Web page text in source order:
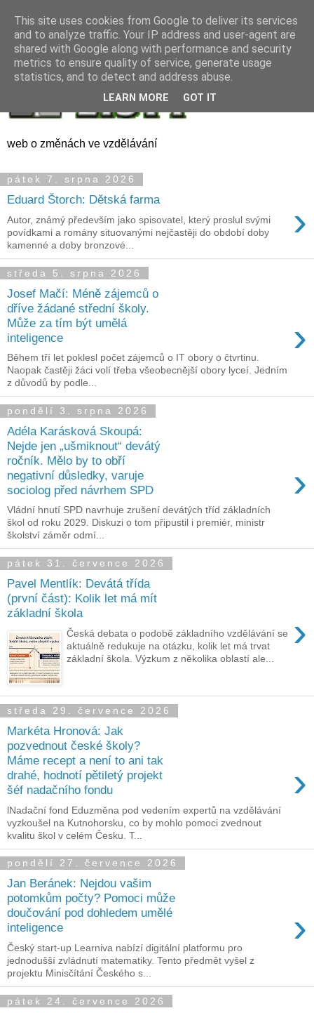
web o změnách ve vzdělávání
pátek 7. srpna 2026
Eduard Štorch: Dětská farma ›
Autor, známý především jako spisovatel, který proslul svými
povídkami a romány situovanými nejčastěji do období doby
kamenné a doby bronzové...
středa 5. srpna 2026
Josef Mačí: Méně zájemců o
dříve žádané střední školy.
Může za tím být umělá
inteligence
›
Během tří let poklesl počet zájemců o IT obory o čtvrtinu.
Naopak častěji žáci volí třeba všeobecnější obory lyceí. Jedním
z důvodů by podle...
pondělí 3. srpna 2026
Adéla Karásková Skoupá:
Nejde jen „ušmiknout“ devátý
ročník. Mělo by to obří
negativní důsledky, varuje
sociolog před návrhem SPD
›
Vládní hnutí SPD navrhuje zrušení devátých tříd základních
škol od roku 2029. Diskuzi o tom připustil i premiér, ministr
školství záměr odmí...
pátek 31. července 2026
Pavel Mentlík: Devátá třída
(první část): Kolik let má mít
základní škola
›
Česká debata o podobě základního vzdělávání se
aktuálně redukuje na otázku, kolik let má trvat
základní škola. Výzkum z několika oblastí ale...
středa 29. července 2026
Markéta Hronová: Jak
pozvednout české školy?
Máme recept a není to ani tak
drahé, hodnotí pětiletý projekt
šéf nadačního fondu
›
lNadační fond Eduzměna pod vedením expertů na vzdělávání
vyzkoušel na Kutnohorsku, co by mohlo pomoci zvednout
kvalitu škol v celém Česku. T...
pondělí 27. července 2026
Jan Beránek: Nejdou vašim
potomkům počty? Pomoci může
doučování pod dohledem umělé
inteligence
›
Český start-up Learniva nabízí digitální platformu pro
jednodušší zvládnutí matematiky. Tento předmět vyšel z
projektu Minisčítání Českého s...
pátek 24. července 2026
This site uses cookies from Google to deliver its services
and to analyze traffic. Your IP address and user-agent are
shared with Google along with performance and security
metrics to ensure quality of service, generate usage
statistics, and to detect and address abuse.
LEARN MORE GOT IT